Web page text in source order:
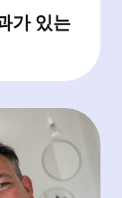
가 있는